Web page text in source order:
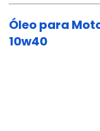
Óleo para
10w40